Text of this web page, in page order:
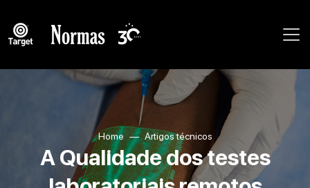
Home Artigos técnicos
A Qualidade dos testes